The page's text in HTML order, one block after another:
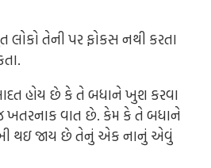
લોકો તેની પર ફોકસ નથી કરતા
હોય છે કે તે બધાને ખુશ કરવા
વાત છે. કેમ કે તે બધાને
થઇ જાય છે તેનું એક નાનું એવું